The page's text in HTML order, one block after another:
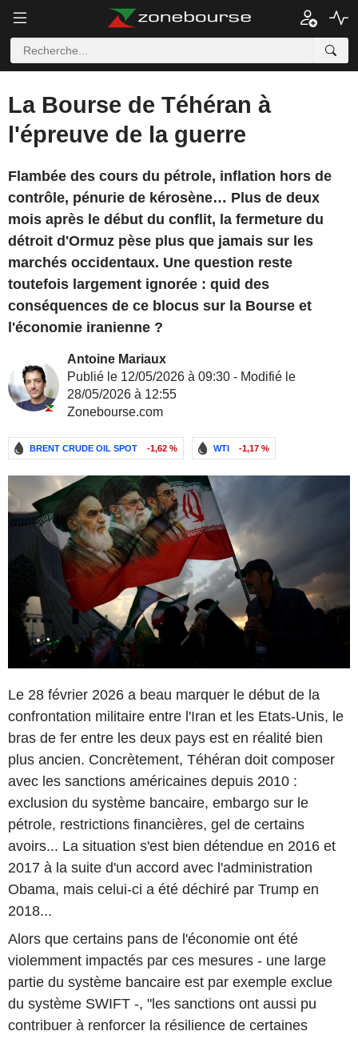
La Bourse de Téhéran à
l'épreuve de la guerre
Flambée des cours du pétrole, inflation hors de
contrôle, pénurie de kérosène… Plus de deux
mois après le début du conflit, la fermeture du
détroit d'Ormuz pèse plus que jamais sur les
marchés occidentaux. Une question reste
toutefois largement ignorée : quid des
conséquences de ce blocus sur la Bourse et
l'économie iranienne ?
Antoine Mariaux
Publié le 12/05/2026 à 09:30 - Modifié le
28/05/2026 à 12:55
Zonebourse.com
BRENT CRUDE OIL SPOT -1,62 % WTI -1,17 %
Le 28 février 2026 a beau marquer le début de la
confrontation militaire entre l'Iran et les Etats-Unis, le
bras de fer entre les deux pays est en réalité bien
plus ancien. Concrètement, Téhéran doit composer
avec les sanctions américaines depuis 2010 :
exclusion du système bancaire, embargo sur le
pétrole, restrictions financières, gel de certains
avoirs... La situation s'est bien détendue en 2016 et
2017 à la suite d'un accord avec l'administration
Obama, mais celui-ci a été déchiré par Trump en
2018...
Alors que certains pans de l'économie ont été
violemment impactés par ces mesures - une large
partie du système bancaire est par exemple exclue
du système SWIFT -, "les sanctions ont aussi pu
contribuer à renforcer la résilience de certaines